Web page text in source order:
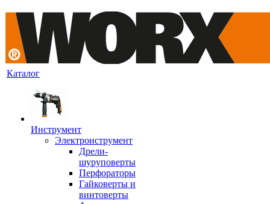
Каталог
Инструмент
Электроиструмент
Дрели-
шуруповерты
Перфораторы
Гайковерты и
винтоверты